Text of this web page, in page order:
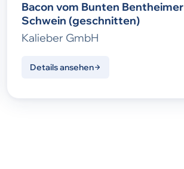
Bacon vom Bunten Bentheimer
Schwein (geschnitten)
Kalieber GmbH
Details ansehen